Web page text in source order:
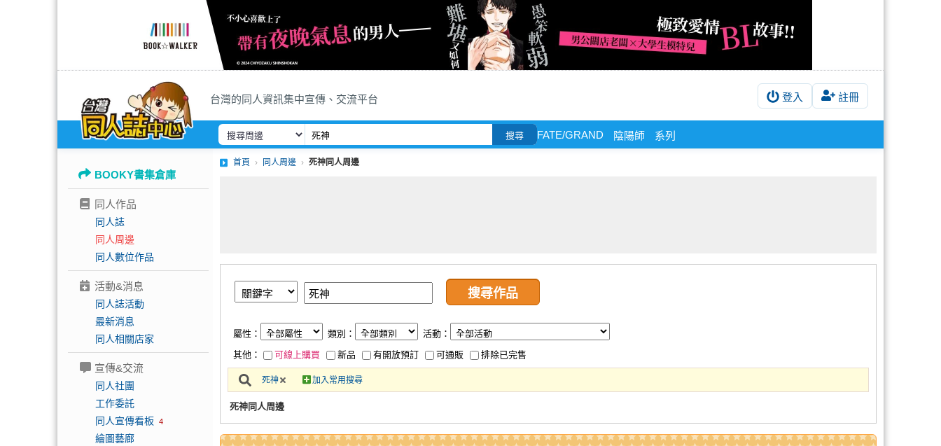
台灣的同人資訊集中宣傳、交流平台 登入 註冊
搜尋 FATE/GRAND 陰陽師 系列
BOOKY書集倉庫
同人作品
同人誌
同人周邊
同人數位作品
活動&消息
同人誌活動
最新消息
同人相關店家
宣傳&交流
同人社團
工作委託
同人宣傳看板 4
繪圖藝廊
首頁 同人周邊 死神同人周邊
屬性： 類別：
活動：
其他：
可線上購買 新品 有開放預訂 可通販 排除已完售
死神 加入常用搜尋
死神同人周邊